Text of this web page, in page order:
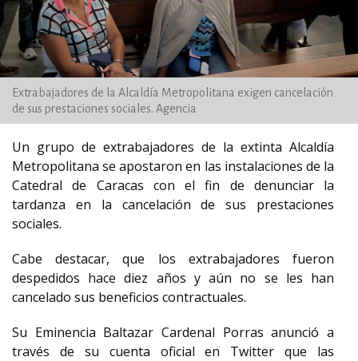
Extrabajadores de la Alcaldía Metropolitana exigen cancelación
de sus prestaciones sociales. Agencia
Un grupo de extrabajadores de la extinta Alcaldía
Metropolitana se apostaron en las instalaciones de la
Catedral de Caracas con el fin de denunciar la
tardanza en la cancelación de sus prestaciones
sociales.
Cabe destacar, que los extrabajadores fueron
despedidos hace diez años y aún no se les han
cancelado sus beneficios contractuales.
Su Eminencia Baltazar Cardenal Porras anunció a
través de su cuenta oficial en Twitter que las